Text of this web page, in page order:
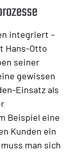
integriert –
Hans-Otto
seiner
gewissen
Einsatz als
Beispiel eine
Kunden ein
man sich